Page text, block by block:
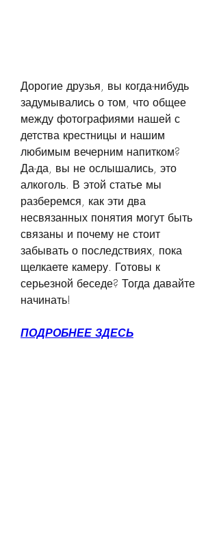
Дорогие друзья, вы когда-нибудь
задумывались о том, что общее
между фотографиями нашей с
детства крестницы и нашим
любимым вечерним напитком?
Да-да, вы не ослышались, это
алкоголь. В этой статье мы
разберемся, как эти два
несвязанных понятия могут быть
связаны и почему не стоит
забывать о последствиях, пока
щелкаете камеру. Готовы к
серьезной беседе? Тогда давайте
начинать!
ПОДРОБНЕЕ ЗДЕСЬ